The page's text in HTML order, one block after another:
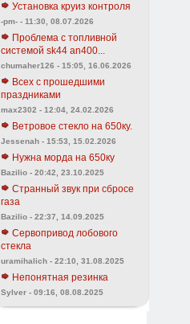
Установка круиз контроля
-pm- - 11:30, 08.07.2026
Проблема с топливной
системой sk44 an400...
chumaher126 - 15:05, 16.06.2026
Всех с прошедшими
праздниками
max2302 - 12:04, 24.02.2026
Ветровое стекло на 650ку.
Jessenah - 15:53, 15.02.2026
Нужна морда на 650ку
Bazilio - 20:42, 23.10.2025
Странный звук при сбросе
газа
Bazilio - 22:37, 14.09.2025
Сервопривод лобового
стекла
uramihalich - 22:10, 31.08.2025
Непонятная резинка
Sylver - 09:16, 08.08.2025